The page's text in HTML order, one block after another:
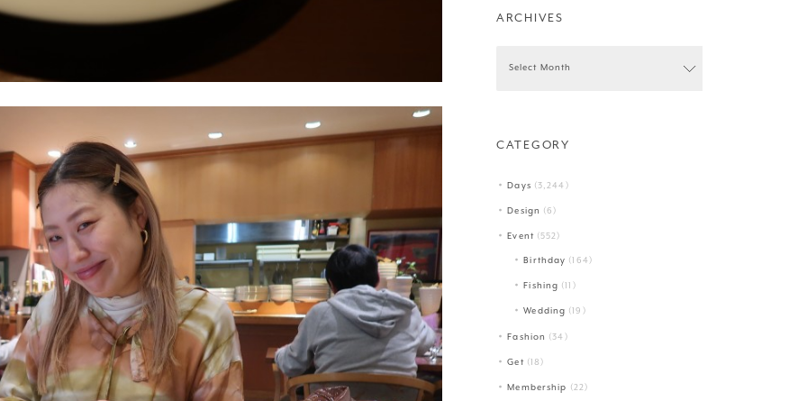
ARCHIVES
CATEGORY
Days (3,244)
Design (6)
Event (552)
Birthday (164)
Fishing (11)
Wedding (19)
Fashion (34)
Get (18)
Membership (22)